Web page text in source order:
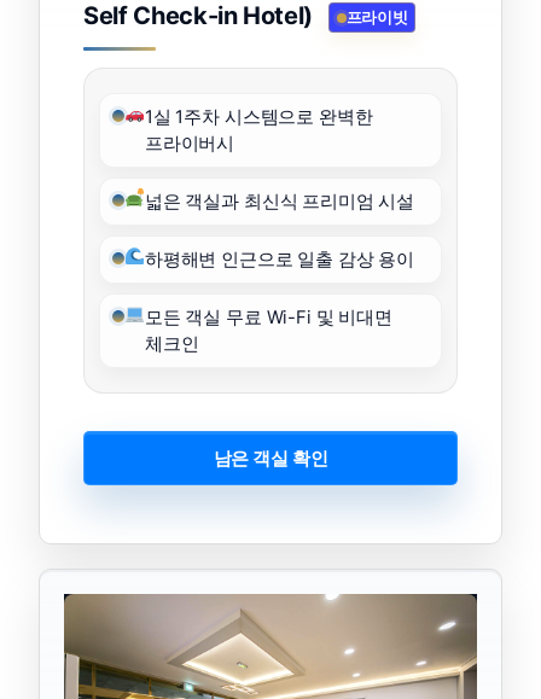
Self Check-in Hotel)
프라이빗
1실 1주차 시스템으로 완벽한
프라이버시
넓은 객실과 최신식 프리미엄 시설
하평해변 인근으로 일출 감상 용이
모든 객실 무료 Wi-Fi 및 비대면
체크인
남은 객실 확인